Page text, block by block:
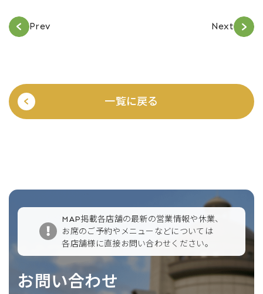
Prev Next
一覧に戻る
MAP掲載各店舗の最新の営業情報や休業、
お席のご予約やメニューなどについては
各店舗様に直接お問い合わせください。
お問い合わせ